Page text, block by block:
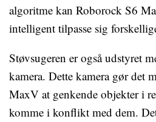
algoritme kan Roborock S6
intelligent tilpasse sig
Støvsugeren er også udstyret
kamera. Dette kamera gør det
MaxV at genkende objekter i
komme i konflikt med dem.